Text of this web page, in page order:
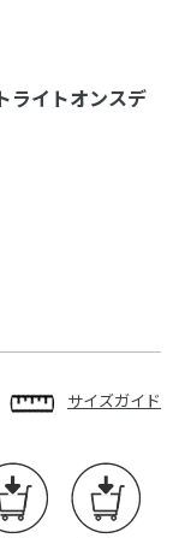
ライトオンスデ
サイズガイド